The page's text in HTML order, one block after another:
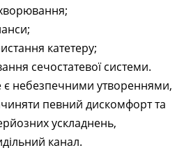
катетеру;
сечостатевої системи.
є небезпечними утвореннями,
певний дискомфорт та
ускладнень,
канал.